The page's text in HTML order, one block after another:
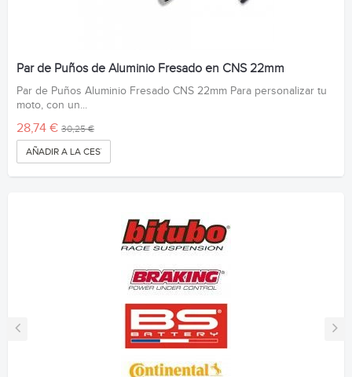
Par de Puños de Aluminio Fresado en CNS 22mm
Par de Puños Aluminio Fresado CNS 22mm Para personalizar tu
moto, con un...
28,74 € 30,25 €
AÑADIR A LA CESTA